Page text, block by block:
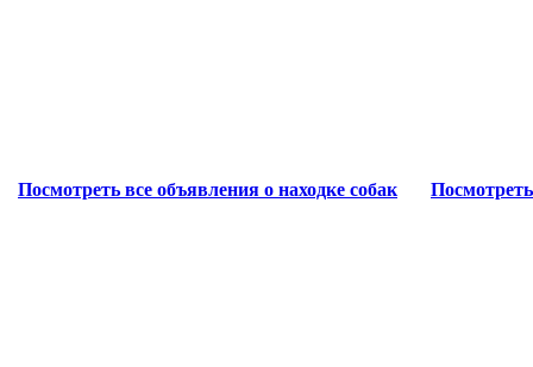
Посмотреть все объявления о находке собак